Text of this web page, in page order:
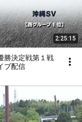
2:25:15
勝決定戦第１戦
ブ配信